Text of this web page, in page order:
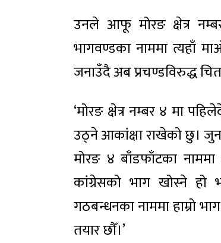
उनले आफू मोरङ क्षेत्र
भागवण्डका नाममा त्यहाँ
जनाउँदै अब प्रचण्डविरुद्ध
‘मोरङ क्षेत्र नम्बर ४ मा
उठ्ने आकांक्षा राखेको छु। जुन
मोरङ ४ बाँडफाँटका
कांग्रेसको भाग खोस्ने हो
गठबन्धनका नाममा हाम्रो
तयार छौँ।’